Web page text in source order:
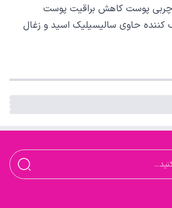
چربی پوست کاهش براقیت پوست
حاوی سالیسیلیک اسید و زغال